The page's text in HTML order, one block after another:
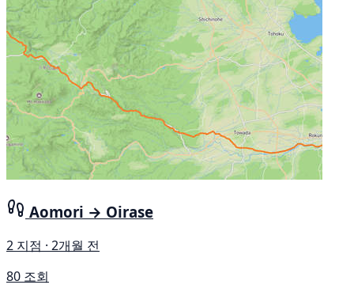
Aomori → Oirase
2 지점 · 2개월 전
80 조회